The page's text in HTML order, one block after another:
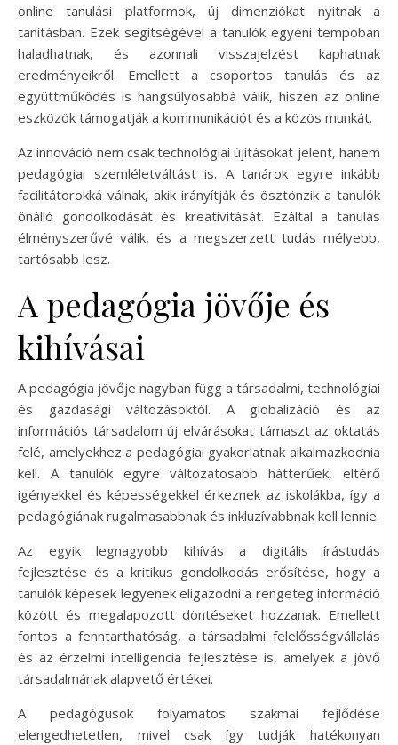
online tanulási platformok, új dimenziókat nyitnak a
tanításban. Ezek segítségével a tanulók egyéni tempóban
haladhatnak, és azonnali visszajelzést kaphatnak
eredményeikről. Emellett a csoportos tanulás és az
együttműködés is hangsúlyosabbá válik, hiszen az online
eszközök támogatják a kommunikációt és a közös munkát.
Az innováció nem csak technológiai újításokat jelent, hanem
pedagógiai szemléletváltást is. A tanárok egyre inkább
facilitátorokká válnak, akik irányítják és ösztönzik a tanulók
önálló gondolkodását és kreativitását. Ezáltal a tanulás
élményszerűvé válik, és a megszerzett tudás mélyebb,
tartósabb lesz.
A pedagógia jövője és
kihívásai
A pedagógia jövője nagyban függ a társadalmi, technológiai
és gazdasági változásoktól. A globalizáció és az
információs társadalom új elvárásokat támaszt az oktatás
felé, amelyekhez a pedagógiai gyakorlatnak alkalmazkodnia
kell. A tanulók egyre változatosabb hátterűek, eltérő
igényekkel és képességekkel érkeznek az iskolákba, így a
pedagógiának rugalmasabbnak és inkluzívabbnak kell lennie.
Az egyik legnagyobb kihívás a digitális írástudás
fejlesztése és a kritikus gondolkodás erősítése, hogy a
tanulók képesek legyenek eligazodni a rengeteg információ
között és megalapozott döntéseket hozzanak. Emellett
fontos a fenntarthatóság, a társadalmi felelősségvállalás
és az érzelmi intelligencia fejlesztése is, amelyek a jövő
társadalmának alapvető értékei.
A pedagógusok folyamatos szakmai fejlődése
elengedhetetlen, mivel csak így tudják hatékonyan